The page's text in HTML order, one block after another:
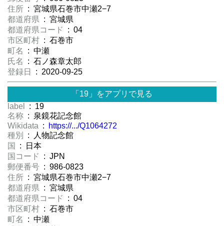
住所 : 宮城県石巻市中瀬2−7
都道府県 : 宮城県
都道府県コード
: 04
市区町村 : 石巻市
町名
: 中瀬
氏名
: 石ノ森章太郎
登録日
: 2020-09-25
「19」をアプリで見る
label
: 19
名称 : 泉鏡花記念館
Wikidata :
https://.../Q1064272
種別
: 人物記念館
国
: 日本
国コード
: JPN
郵便番号 : 986-0823
住所 : 宮城県石巻市中瀬2−7
都道府県 : 宮城県
都道府県コード
: 04
市区町村 : 石巻市
町名
: 中瀬